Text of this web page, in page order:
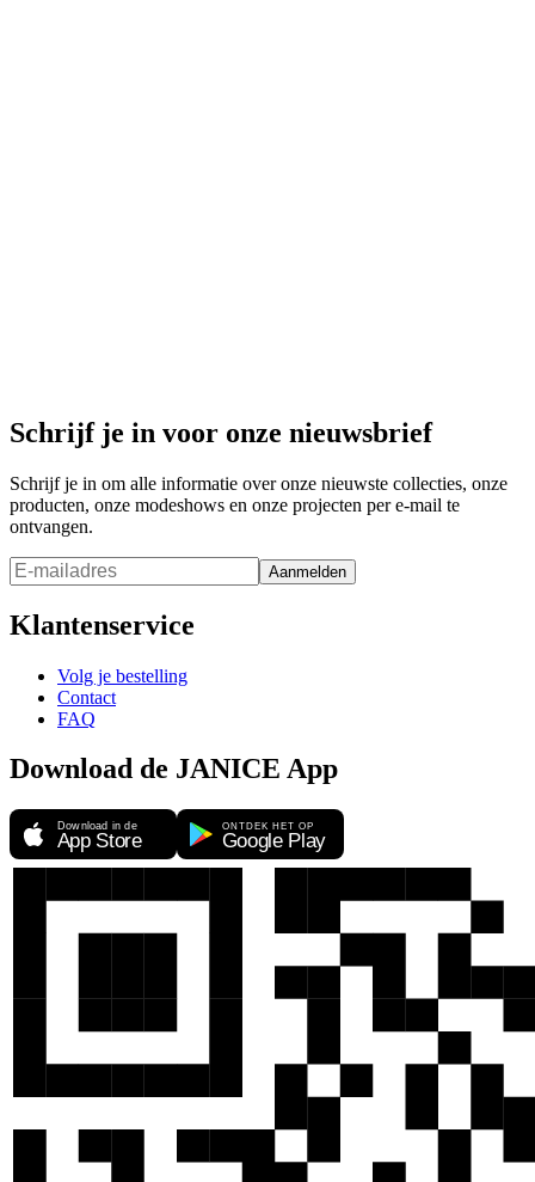
Schrijf je in voor onze nieuwsbrief
Schrijf je in om alle informatie over onze nieuwste collecties, onze
producten, onze modeshows en onze projecten per e-mail te
ontvangen.
Aanmelden
Klantenservice
Volg je bestelling
Contact
FAQ
Download de JANICE App